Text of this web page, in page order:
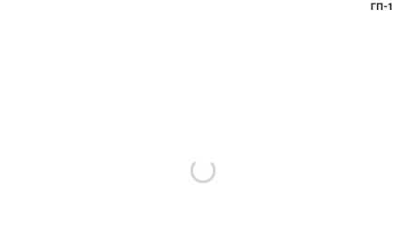
ГП-1